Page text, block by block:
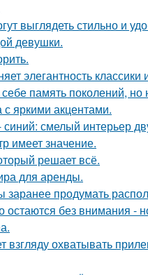
выглядеть стильно и
девушки.
элегантность
память поколений,
яркими акцентами.
смелый интерьер
имеет значение.
решает всё.
для аренды.
продумать
остаются без внимания -
взгляду охватывать